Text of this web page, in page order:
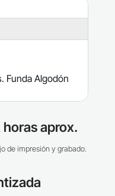
Funda Algodón
aprox.
de impresión y grabado.